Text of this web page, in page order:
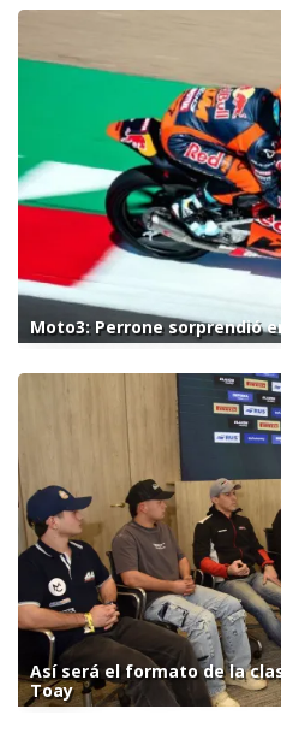
Moto3: Perrone sorprendió
Así será el formato de la
Toay